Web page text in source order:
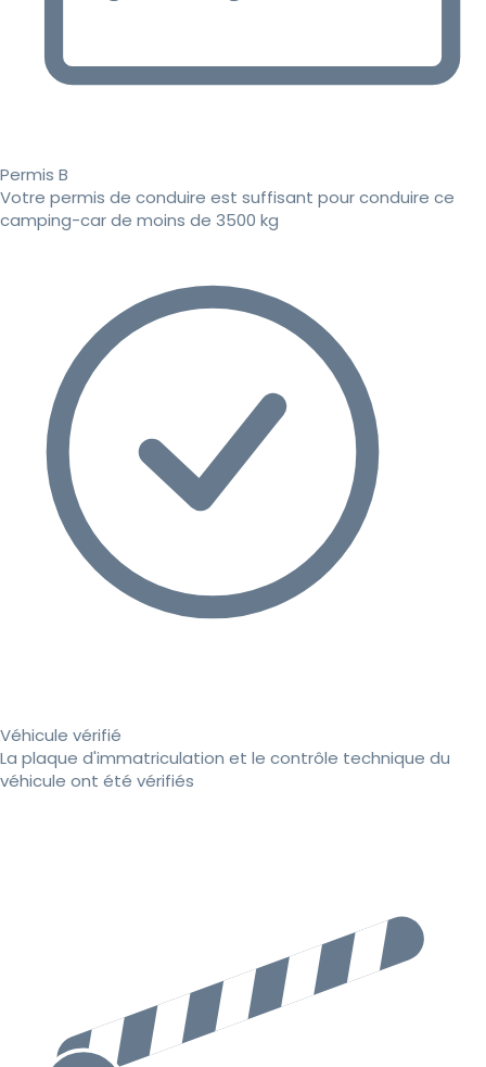
Permis B
Votre permis de conduire est suffisant pour conduire ce
camping-car de moins de 3500 kg
Véhicule vérifié
La plaque d'immatriculation et le contrôle technique du
véhicule ont été vérifiés